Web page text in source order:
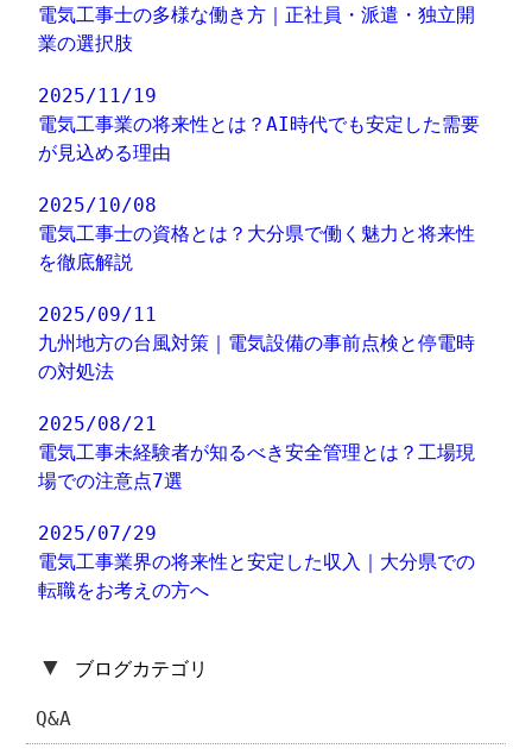
電気工事士の多様な働き方｜正社員・派遣・独立開
業の選択肢
2025/11/19
電気工事業の将来性とは？AI時代でも安定した需要
が見込める理由
2025/10/08
電気工事士の資格とは？大分県で働く魅力と将来性
を徹底解説
2025/09/11
九州地方の台風対策｜電気設備の事前点検と停電時
の対処法
2025/08/21
電気工事未経験者が知るべき安全管理とは？工場現
場での注意点7選
2025/07/29
電気工事業界の将来性と安定した収入｜大分県での
転職をお考えの方へ
▼ ブログカテゴリ
Q&A